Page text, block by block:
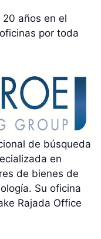
años en el
por toda
de búsqueda
en
de bienes de
Su oficina
Rajada Office